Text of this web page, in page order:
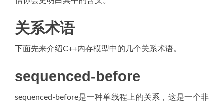
关系术语
下面先来介绍C++内存模型中的几个关系术语。
sequenced-before
sequenced-before是一种单线程上的关系，这是一个非